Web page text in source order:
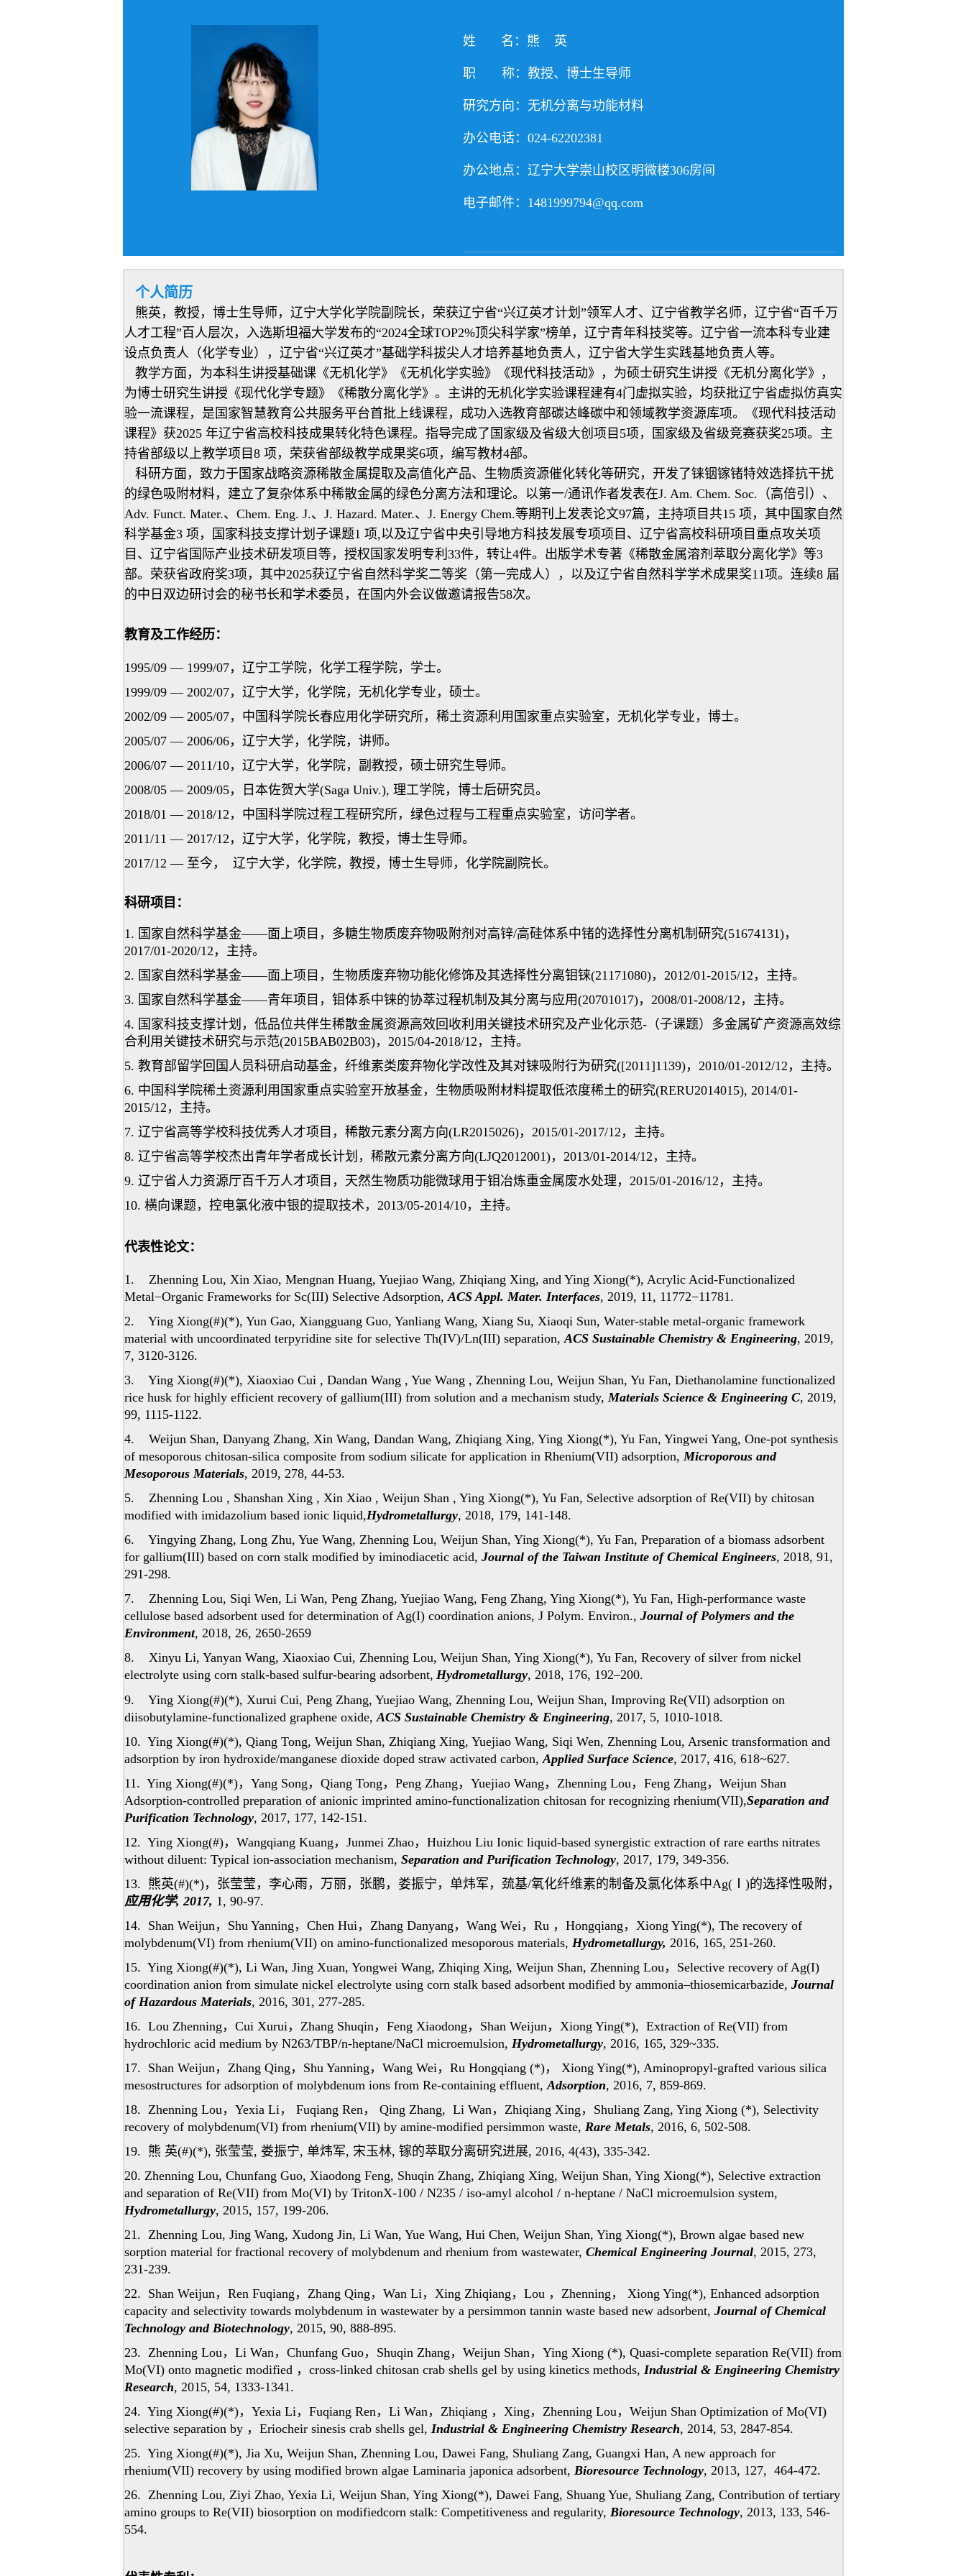
姓 名：熊 英
职 称：教授、博士生导师
研究方向：无机分离与功能材料
办公电话： 024-62202381
办公地点：辽宁大学崇山校区明微楼306房间
电子邮件：1481999794@qq.com
个人简历
熊英，教授，博士生导师，辽宁大学化学院副院长，荣获辽宁省“兴辽英才计划”领军人才、辽宁省教学名师，辽宁省“百千万
人才工程”百人层次，入选斯坦福大学发布的“2024全球TOP2%顶尖科学家”榜单，辽宁青年科技奖等。辽宁省一流本科专业建
设点负责人（化学专业），辽宁省“兴辽英才”基础学科拔尖人才培养基地负责人，辽宁省大学生实践基地负责人等。
教学方面，为本科生讲授基础课《无机化学》《无机化学实验》《现代科技活动》，为硕士研究生讲授《无机分离化学》，
为博士研究生讲授《现代化学专题》《稀散分离化学》。主讲的无机化学实验课程建有4门虚拟实验，均获批辽宁省虚拟仿真实
验一流课程，是国家智慧教育公共服务平台首批上线课程，成功入选教育部碳达峰碳中和领域教学资源库项。《现代科技活动
课程》获2025 年辽宁省高校科技成果转化特色课程。指导完成了国家级及省级大创项目5项，国家级及省级竞赛获奖25项。主
持省部级以上教学项目8 项，荣获省部级教学成果奖6项，编写教材4部。
科研方面，致力于国家战略资源稀散金属提取及高值化产品、生物质资源催化转化等研究，开发了铼铟镓锗特效选择抗干扰
的绿色吸附材料，建立了复杂体系中稀散金属的绿色分离方法和理论。以第一/通讯作者发表在J. Am. Chem. Soc.（高倍引）、
Adv. Funct. Mater.、Chem. Eng. J.、J. Hazard. Mater.、J. Energy Chem.等期刊上发表论文97篇，主持项目共15 项，其中国家自然
科学基金3 项，国家科技支撑计划子课题1 项,以及辽宁省中央引导地方科技发展专项项目、辽宁省高校科研项目重点攻关项
目、辽宁省国际产业技术研发项目等，授权国家发明专利33件，转让4件。出版学术专著《稀散金属溶剂萃取分离化学》等3
部。荣获省政府奖3项，其中2025获辽宁省自然科学奖二等奖（第一完成人），以及辽宁省自然科学学术成果奖11项。连续8 届
的中日双边研讨会的秘书长和学术委员，在国内外会议做邀请报告58次。
教育及工作经历：
1995/09 — 1999/07，辽宁工学院，化学工程学院，学士。
1999/09 — 2002/07，辽宁大学，化学院，无机化学专业，硕士。
2002/09 — 2005/07，中国科学院长春应用化学研究所，稀土资源利用国家重点实验室，无机化学专业，博士。
2005/07 — 2006/06，辽宁大学，化学院，讲师。
2006/07 — 2011/10，辽宁大学，化学院，副教授，硕士研究生导师。
2008/05 — 2009/05，日本佐贺大学(Saga Univ.), 理工学院，博士后研究员。
2018/01 — 2018/12，中国科学院过程工程研究所，绿色过程与工程重点实验室，访问学者。
2011/11 — 2017/12，辽宁大学，化学院，教授，博士生导师。
2017/12 — 至今， 辽宁大学，化学院，教授，博士生导师，化学院副院长。
科研项目：
1. 国家自然科学基金——面上项目，多糖生物质废弃物吸附剂对高锌/高硅体系中锗的选择性分离机制研究(51674131)，
2017/01-2020/12，主持。
2. 国家自然科学基金——面上项目，生物质废弃物功能化修饰及其选择性分离钼铼(21171080)，2012/01-2015/12，主持。
3. 国家自然科学基金——青年项目，钼体系中铼的协萃过程机制及其分离与应用(20701017)，2008/01-2008/12，主持。
4. 国家科技支撑计划，低品位共伴生稀散金属资源高效回收利用关键技术研究及产业化示范-（子课题）多金属矿产资源高效综
合利用关键技术研究与示范(2015BAB02B03)，2015/04-2018/12，主持。
5. 教育部留学回国人员科研启动基金，纤维素类废弃物化学改性及其对铼吸附行为研究([2011]1139)，2010/01-2012/12，主持。
6. 中国科学院稀土资源利用国家重点实验室开放基金，生物质吸附材料提取低浓度稀土的研究(RERU2014015), 2014/01-
2015/12，主持。
7. 辽宁省高等学校科技优秀人才项目，稀散元素分离方向(LR2015026)，2015/01-2017/12，主持。
8. 辽宁省高等学校杰出青年学者成长计划，稀散元素分离方向(LJQ2012001)，2013/01-2014/12，主持。
9. 辽宁省人力资源厅百千万人才项目，天然生物质功能微球用于钼冶炼重金属废水处理，2015/01-2016/12，主持。
10. 横向课题，控电氯化液中银的提取技术，2013/05-2014/10，主持。
代表性论文：
1. Zhenning Lou, Xin Xiao, Mengnan Huang, Yuejiao Wang, Zhiqiang Xing, and Ying Xiong(*), Acrylic Acid-Functionalized
Metal−Organic Frameworks for Sc(III) Selective Adsorption,ACS Appl. Mater. Interfaces, 2019, 11, 11772−11781.
2. Ying Xiong(#)(*), Yun Gao, Xiangguang Guo, Yanliang Wang, Xiang Su, Xiaoqi Sun, Water-stable metal-organic framework
material with uncoordinated terpyridine site for selective Th(IV)/Ln(III) separation,ACS Sustainable Chemistry & Engineering, 2019,
7, 3120-3126.
3. Ying Xiong(#)(*), Xiaoxiao Cui , Dandan Wang , Yue Wang , Zhenning Lou, Weijun Shan, Yu Fan, Diethanolamine functionalized
rice husk for highly efficient recovery of gallium(III) from solution and a mechanism study,Materials Science & Engineering C, 2019,
99, 1115-1122.
4. Weijun Shan, Danyang Zhang, Xin Wang, Dandan Wang, Zhiqiang Xing, Ying Xiong(*), Yu Fan, Yingwei Yang, One-pot synthesis
of mesoporous chitosan-silica composite from sodium silicate for application in Rhenium(VII) adsorption,Microporous and
Mesoporous Materials, 2019, 278, 44-53.
5. Zhenning Lou , Shanshan Xing , Xin Xiao , Weijun Shan , Ying Xiong(*), Yu Fan, Selective adsorption of Re(VII) by chitosan
modified with imidazolium based ionic liquid,Hydrometallurgy, 2018, 179, 141-148.
6. Yingying Zhang, Long Zhu, Yue Wang, Zhenning Lou, Weijun Shan, Ying Xiong(*), Yu Fan, Preparation of a biomass adsorbent
for gallium(III) based on corn stalk modified by iminodiacetic acid, Journal of the Taiwan Institute of Chemical Engineers, 2018, 91,
291-298.
7. Zhenning Lou, Siqi Wen, Li Wan, Peng Zhang, Yuejiao Wang, Feng Zhang, Ying Xiong(*), Yu Fan, High-performance waste
cellulose based adsorbent used for determination of Ag(I) coordination anions, J Polym. Environ., Journal of Polymers and the
Environment, 2018, 26, 2650-2659
8. Xinyu Li, Yanyan Wang, Xiaoxiao Cui, Zhenning Lou, Weijun Shan, Ying Xiong(*), Yu Fan, Recovery of silver from nickel
electrolyte using corn stalk-based sulfur-bearing adsorbent, Hydrometallurgy, 2018, 176, 192–200.
9. Ying Xiong(#)(*), Xurui Cui, Peng Zhang, Yuejiao Wang, Zhenning Lou, Weijun Shan, Improving Re(VII) adsorption on
diisobutylamine-functionalized graphene oxide,ACS Sustainable Chemistry & Engineering, 2017, 5, 1010-1018.
10. Ying Xiong(#)(*), Qiang Tong, Weijun Shan, Zhiqiang Xing, Yuejiao Wang, Siqi Wen, Zhenning Lou, Arsenic transformation and
adsorption by iron hydroxide/manganese dioxide doped straw activated carbon,Applied Surface Science, 2017, 416, 618~627.
11. Ying Xiong(#)(*)， Yang Song ， Qiang Tong ， Peng Zhang ， Yuejiao Wang ， Zhenning Lou， Feng Zhang ， Weijun Shan
Adsorption-controlled preparation of anionic imprinted amino-functionalization chitosan for recognizing rhenium(VII),Separation and
Purification Technology, 2017, 177, 142-151.
12. Ying Xiong(#)， Wangqiang Kuang ， Junmei Zhao， Huizhou Liu Ionic liquid-based synergistic extraction of rare earths nitrates
without diluent: Typical ion-association mechanism, Separation and Purification Technology, 2017, 179, 349-356.
13. 熊英(#)(*)，张莹莹，李心雨，万丽，张鹏，娄振宁，单炜军，巯基/氧化纤维素的制备及氯化体系中Ag(Ⅰ )的选择性吸附，
应用化学, 2017, 1, 90-97.
14. Shan Weijun， Shu Yanning ， Chen Hui， Zhang Danyang ， Wang Wei， Ru ， Hongqiang ， Xiong Ying(*), The recovery of
molybdenum(VI) from rhenium(VII) on amino-functionalized mesoporous materials, Hydrometallurgy, 2016, 165, 251-260.
15. Ying Xiong(#)(*), Li Wan, Jing Xuan, Yongwei Wang, Zhiqing Xing, Weijun Shan, Zhenning Lou， Selective recovery of Ag(I)
coordination anion from simulate nickel electrolyte using corn stalk based adsorbent modified by ammonia–thiosemicarbazide, Journal
of Hazardous Materials, 2016, 301, 277-285.
16. Lou Zhenning ， Cui Xurui， Zhang Shuqin， Feng Xiaodong ， Shan Weijun， Xiong Ying(*), Extraction of Re(VII) from
hydrochloric acid medium by N263/TBP/n-heptane/NaCl microemulsion, Hydrometallurgy, 2016, 165, 329~335.
17. Shan Weijun， Zhang Qing ， Shu Yanning ， Wang Wei， Ru Hongqiang (*)，
Xiong Ying(*), Aminopropyl-grafted various silica
mesostructures for adsorption of molybdenum ions from Re-containing effluent,Adsorption, 2016, 7, 859-869.
18. Zhenning Lou， Yexia Li， Fuqiang Ren， Qing Zhang, Li Wan， Zhiqiang Xing ， Shuliang Zang, Ying Xiong (*), Selectivity
recovery of molybdenum(VI) from rhenium(VII) by amine-modified persimmon waste, Rare Metals, 2016, 6, 502-508.
19. 熊 英(#)(*), 张莹莹, 娄振宁, 单炜军, 宋玉林, 镓的萃取分离研究进展, 2016, 4(43), 335-342.
20. Zhenning Lou, Chunfang Guo, Xiaodong Feng, Shuqin Zhang, Zhiqiang Xing, Weijun Shan, Ying Xiong(*), Selective extraction
and separation of Re(VII) from Mo(VI) by TritonX-100 / N235 / iso-amyl alcohol / n-heptane / NaCl microemulsion system,
Hydrometallurgy, 2015, 157, 199-206.
21. Zhenning Lou, Jing Wang, Xudong Jin, Li Wan, Yue Wang, Hui Chen, Weijun Shan, Ying Xiong(*), Brown algae based new
sorption material for fractional recovery of molybdenum and rhenium from wastewater, Chemical Engineering Journal, 2015, 273,
231-239.
22. Shan Weijun， Ren Fuqiang ， Zhang Qing ， Wan Li， Xing Zhiqiang ， Lou ， Zhenning ，
Xiong Ying(*), Enhanced adsorption
capacity and selectivity towards molybdenum in wastewater by a persimmon tannin waste based new adsorbent, Journal of Chemical
Technology and Biotechnology, 2015, 90, 888-895.
23. Zhenning Lou， Li Wan， Chunfang Guo， Shuqin Zhang ， Weijun Shan， Ying Xiong (*), Quasi-complete separation Re(VII) from
Mo(VI) onto magnetic modified ， cross-linked chitosan crab shells gel by using kinetics methods, Industrial & Engineering Chemistry
Research, 2015, 54, 1333-1341.
24. Ying Xiong(#)(*)， Yexia Li， Fuqiang Ren， Li Wan， Zhiqiang ， Xing ， Zhenning Lou， Weijun Shan Optimization of Mo(VI)
selective separation by ， Eriocheir sinesis crab shells gel, Industrial & Engineering Chemistry Research, 2014, 53, 2847-854.
25. Ying Xiong(#)(*), Jia Xu, Weijun Shan, Zhenning Lou, Dawei Fang, Shuliang Zang, Guangxi Han, A new approach for
rhenium(VII) recovery by using modified brown algae Laminaria japonica adsorbent, Bioresource Technology, 2013, 127, 464-472.
26. Zhenning Lou, Ziyi Zhao, Yexia Li, Weijun Shan, Ying Xiong(*), Dawei Fang, Shuang Yue, Shuliang Zang, Contribution of tertiary
amino groups to Re(VII) biosorption on modifiedcorn stalk: Competitiveness and regularity, Bioresource Technology, 2013, 133, 546-
554.